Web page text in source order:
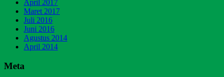
April 2017
Maret 2017
Juli 2016
Juni 2016
Agustus 2014
April 2014
Meta